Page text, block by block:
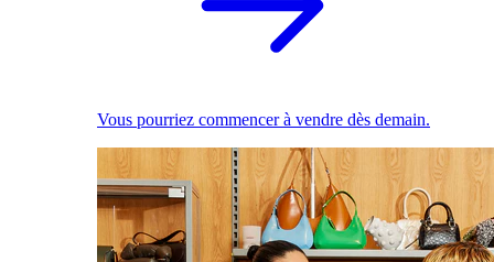
Vous pourriez commencer à vendre dès demain.